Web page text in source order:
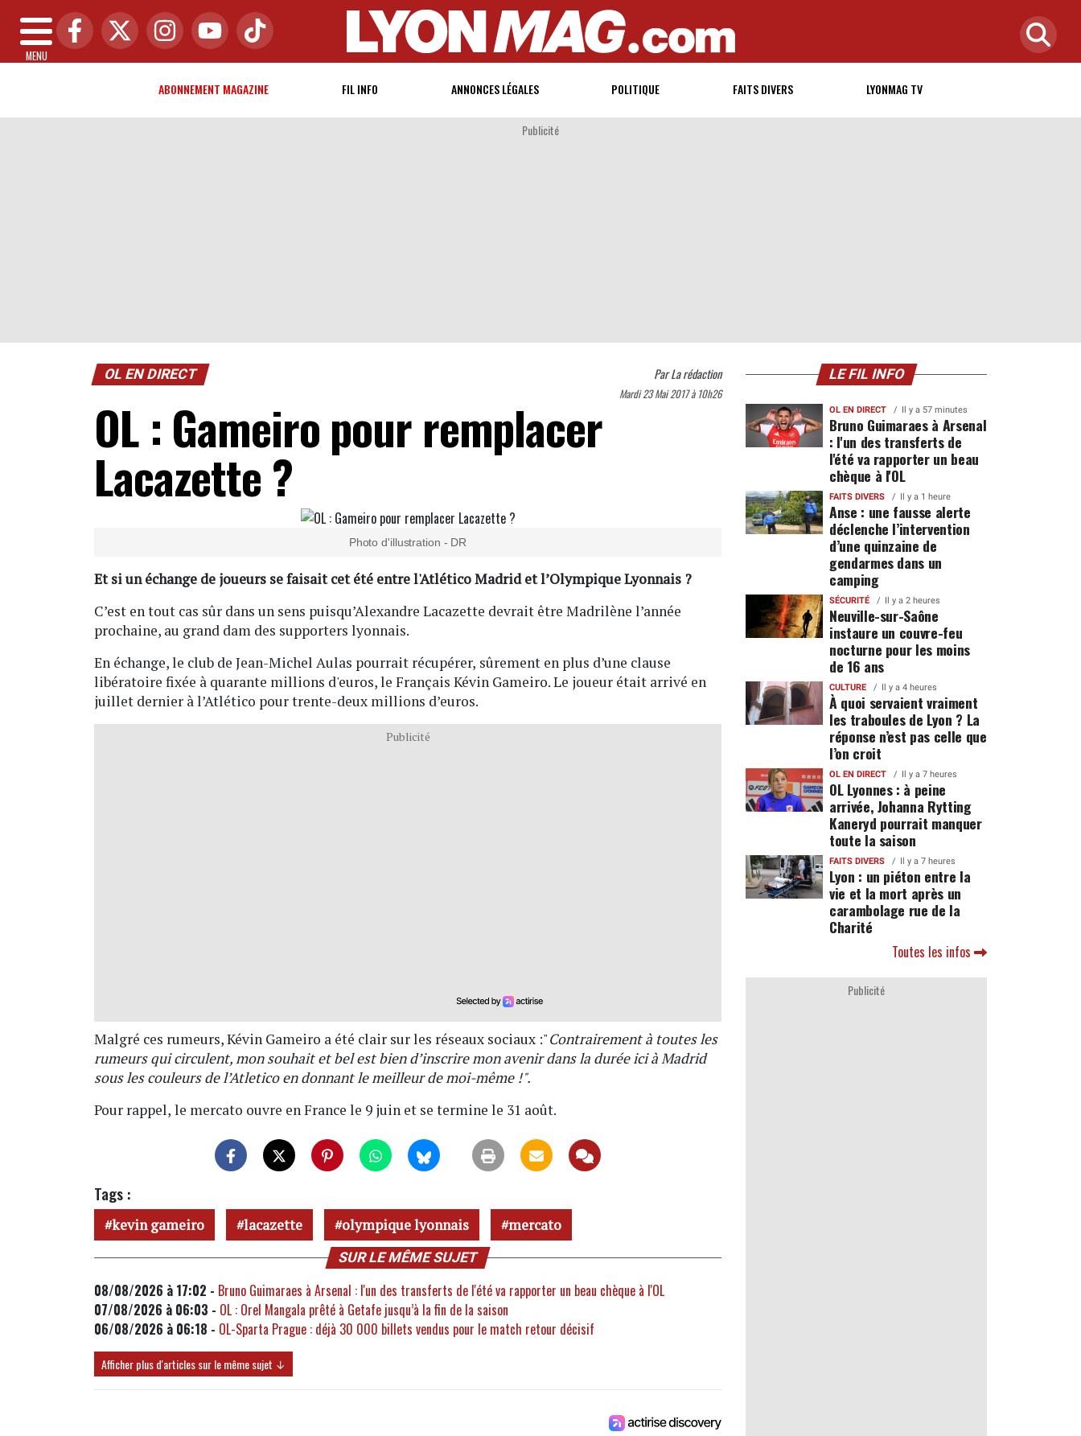
MENU
ABONNEMENT MAGAZINE FIL INFO ANNONCES LÉGALES POLITIQUE FAITS DIVERS LYONMAG TV
Publicité
OL EN DIRECT ParLa rédaction
Mardi 23 Mai 2017 à 10h26
OL : Gameiro pour remplacer
Lacazette ?
Photo d'illustration - DR
Et si un échange de joueurs se faisait cet été entre l'Atlético Madrid et l’Olympique Lyonnais ?
C’est en tout cas sûr dans un sens puisqu’Alexandre Lacazette devrait être Madrilène l’année
prochaine, au grand dam des supporters lyonnais.
En échange, le club de Jean-Michel Aulas pourrait récupérer, sûrement en plus d’une clause
libératoire fixée à quarante millions d'euros, le Français Kévin Gameiro. Le joueur était arrivé en
juillet dernier à l’Atlético pour trente-deux millions d’euros.
Publicité
Malgré ces rumeurs, Kévin Gameiro a été clair sur les réseaux sociaux :"Contrairement à toutes les
rumeurs qui circulent, mon souhait et bel est bien d’inscrire mon avenir dans la durée ici à Madrid
sous les couleurs de l’Atletico en donnant le meilleur de moi-même !".
Pour rappel, le mercato ouvre en France le 9 juin et se termine le 31 août.
Tags :
kevin gameiro lacazette olympique lyonnais mercato
SUR LE MÊME SUJET
08/08/2026 à 17:02 - Bruno Guimaraes à Arsenal : l'un des transferts de l'été va rapporter un beau chèque à l'OL
07/08/2026 à 06:03 - OL : Orel Mangala prêté à Getafe jusqu’à la fin de la saison
06/08/2026 à 06:18 - OL-Sparta Prague : déjà 30 000 billets vendus pour le match retour décisif
Afficher plus d'articles sur le même sujet ↓
LE FIL INFO
OL EN DIRECT Il y a 57 minutes
Bruno Guimaraes à Arsenal
: l'un des transferts de
l'été va rapporter un beau
chèque à l'OL
FAITS DIVERS Il y a 1 heure
Anse : une fausse alerte
déclenche l’intervention
d’une quinzaine de
gendarmes dans un
camping
SÉCURITÉ Il y a 2 heures
Neuville-sur-Saône
instaure un couvre-feu
nocturne pour les moins
de 16 ans
CULTURE Il y a 4 heures
À quoi servaient vraiment
les traboules de Lyon ? La
réponse n’est pas celle que
l’on croit
OL EN DIRECT Il y a 7 heures
OL Lyonnes : à peine
arrivée, Johanna Rytting
Kaneryd pourrait manquer
toute la saison
FAITS DIVERS Il y a 7 heures
Lyon : un piéton entre la
vie et la mort après un
carambolage rue de la
Charité
Toutes les infos
Publicité